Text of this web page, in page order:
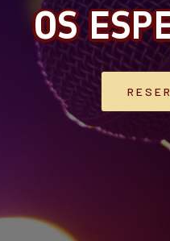
OS